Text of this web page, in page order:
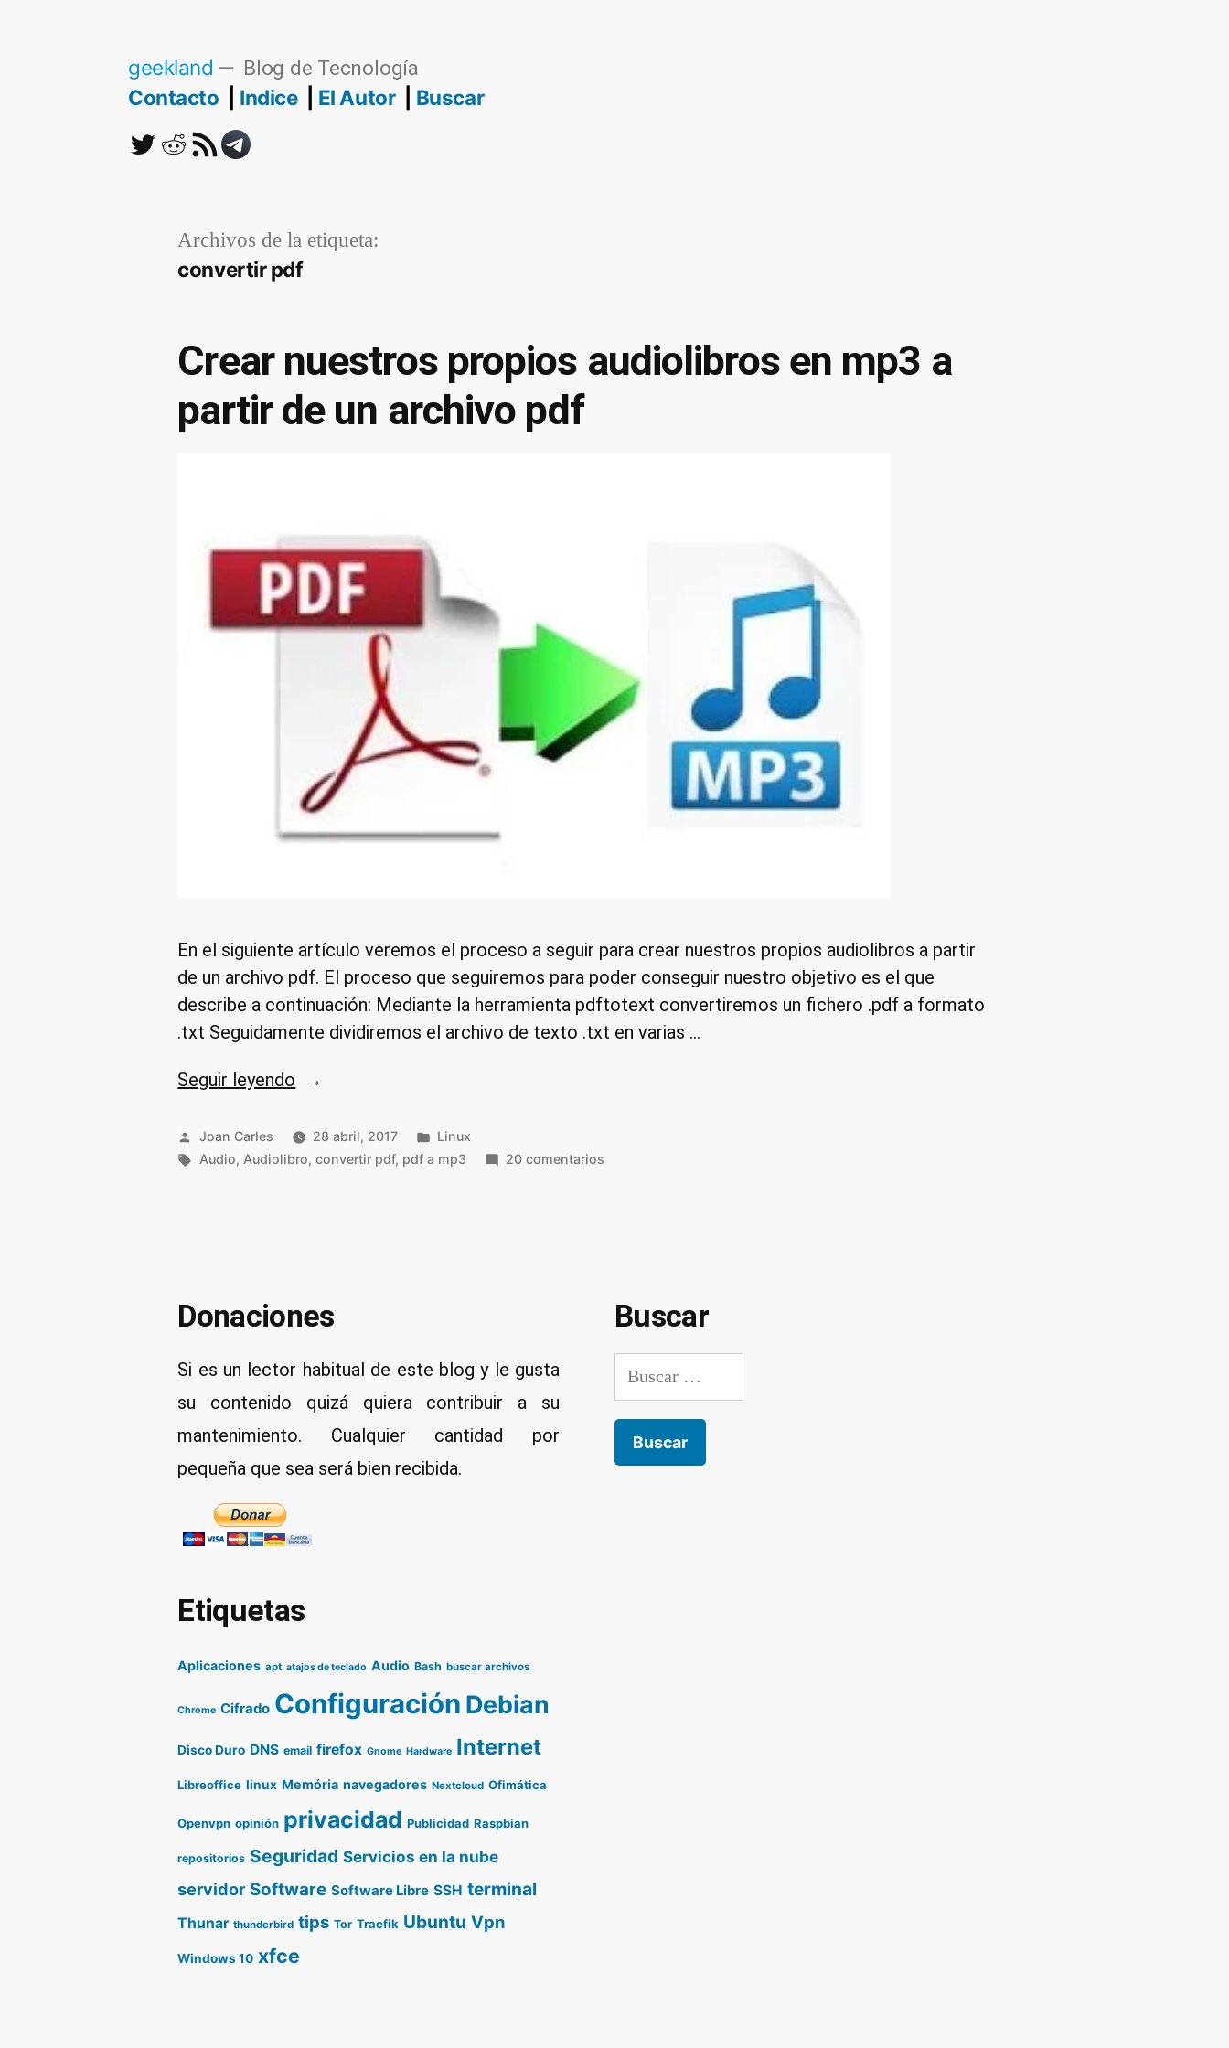
geekland Blog de Tecnología
Contacto Indice El Autor Buscar
TwitterReddit
RSSTelegram
Archivos de la etiqueta:
convertir pdf
Crear nuestros propios audiolibros en mp3 a
partir de un archivo pdf
En el siguiente artículo veremos el proceso a seguir para crear nuestros propios audiolibros a partir
de un archivo pdf. El proceso que seguiremos para poder conseguir nuestro objetivo es el que
describe a continuación: Mediante la herramienta pdftotext convertiremos un fichero .pdf a formato
.txt Seguidamente dividiremos el archivo de texto .txt en varias …
Seguir leyendo «Crear
propios
audiolibros
un
pdf»
Publicado
por
Joan Carles 28 abril, 2017
Publicado
en
Linux
Etiquetas:
Audio, Audiolibro, convertir pdf, pdf a mp3 20 comentariosen
Donaciones
Si es un lector habitual de este blog y le gusta
su contenido quizá quiera contribuir a su
mantenimiento. Cualquier cantidad por
pequeña que sea será bien recibida.
Buscar
Buscar:
Etiquetas
Aplicaciones apt atajos de teclado Audio Bash buscar archivos
Chrome Cifrado Configuración Debian
Disco Duro DNS email firefox Gnome Hardware Internet
Libreoffice linux Memória navegadores Nextcloud Ofimática
Openvpn opinión privacidad Publicidad Raspbian
repositorios Seguridad Servicios en la nube
servidor Software Software Libre SSH terminal
Thunar thunderbird tips Tor Traefik Ubuntu Vpn
Windows 10 xfce